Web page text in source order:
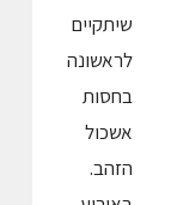
שיתקיים
לראשונה
בחסות
אשכול
הזהב.